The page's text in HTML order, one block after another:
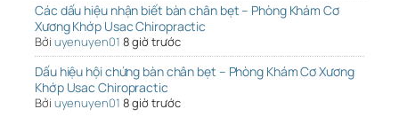
Các dấu hiệu nhận biết bàn chân bẹt – Phòng Khám Cơ
Xương Khớp Usac Chiropractic
Bởi uyenuyen01 8 giờ trước
Dấu hiệu hội chứng bàn chân bẹt – Phòng Khám Cơ Xương
Khớp Usac Chiropractic
Bởi uyenuyen01 8 giờ trước